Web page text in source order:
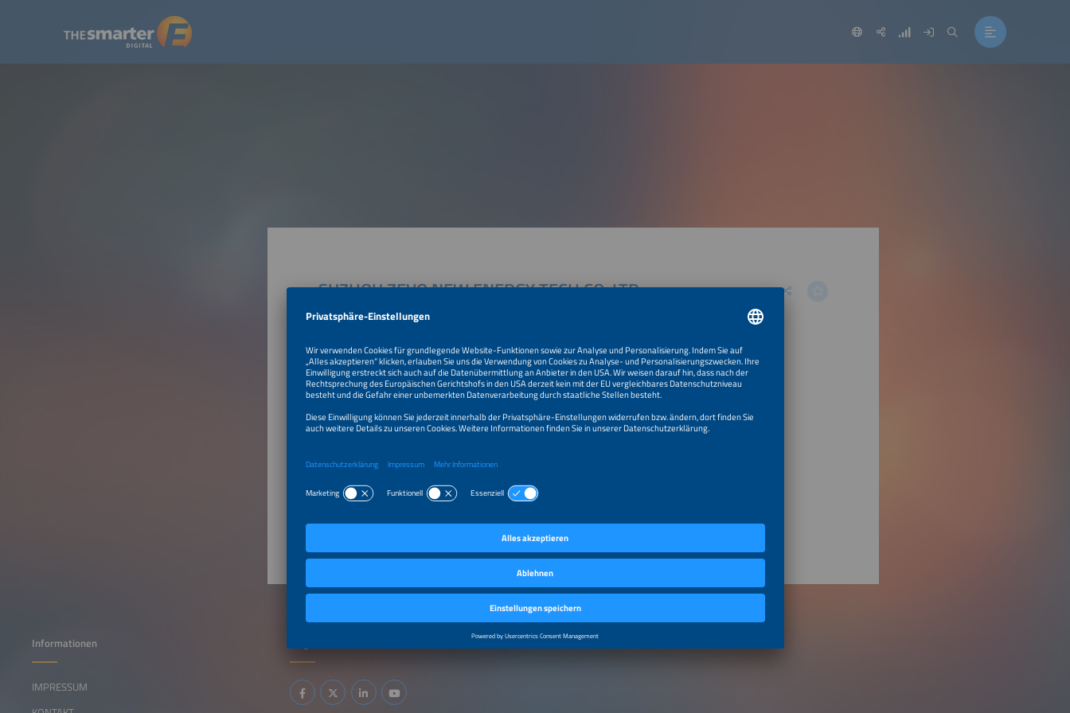
SUZHOU ZEVO NEW ENERGY TECH CO.,LTD.
215000 Suzhou
China
Produkte / Services
PHOTOVOLTAIK
PV Systemtechnik
Informationen
IMPRESSUM